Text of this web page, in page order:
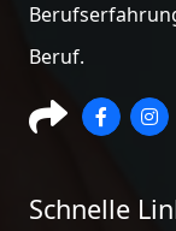
Beruf.
Schnelle